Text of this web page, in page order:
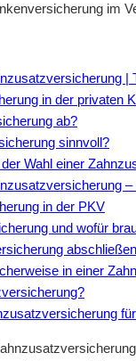
im
|
in der privaten
ab?
sinnvoll?
Wahl einer
–
in der PKV
und wofür
in einer